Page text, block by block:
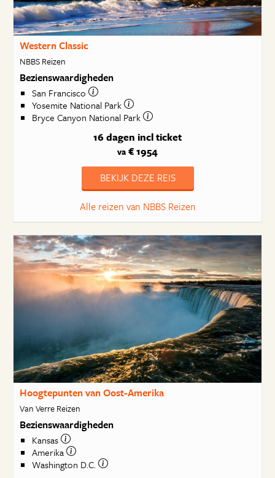
Western Classic
NBBS Reizen
Bezienswaardigheden
San Francisco
Yosemite National Park
Bryce Canyon National Park
16 dagen incl ticket
va € 1954
BEKIJK DEZE REIS
Alle reizen van NBBS Reizen
Hoogtepunten van Oost-Amerika
Van Verre Reizen
Bezienswaardigheden
Kansas
Amerika
Washington D.C.